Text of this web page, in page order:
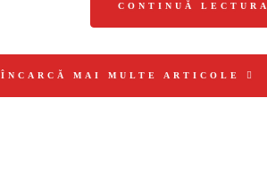
CONTINUĂ LECTURA
ÎNCARCĂ MAI MULTE ARTICOLE